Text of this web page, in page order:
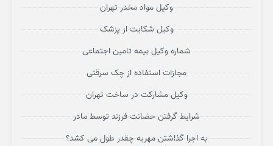
وکیل مواد مخدر تهران
وکیل شکایت از پزشک
شماره وکیل بیمه تامین اجتماعی
مجازات استفاده از چک سرقتی
وکیل مشارکت در ساخت تهران
شرایط گرفتن حضانت فرزند توسط مادر
به اجرا گذاشتن مهریه چقدر طول می کشد؟